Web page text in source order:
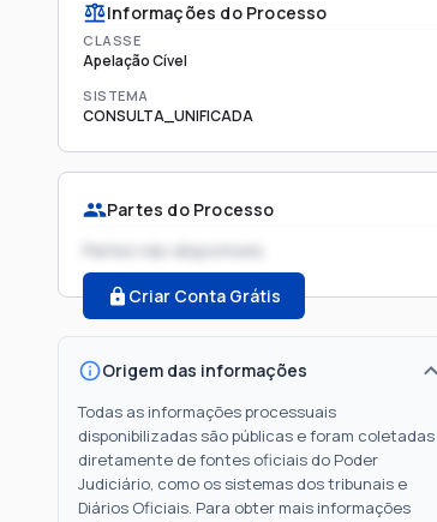
Informações do Processo
CLASSE
Apelação Cível
SISTEMA
CONSULTA_UNIFICADA
Partes do Processo
Partes não disponíveis
Criar Conta Grátis
Origem das informações
Todas as informações processuais
disponibilizadas são públicas e foram coletadas
diretamente de fontes oficiais do Poder
Judiciário, como os sistemas dos tribunais e
Diários Oficiais. Para obter mais informações